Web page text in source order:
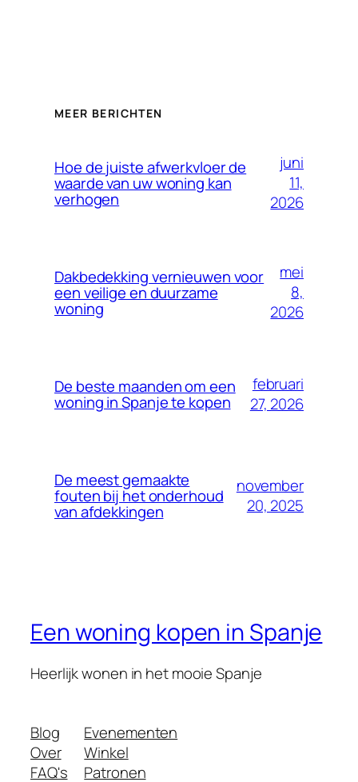
MEER BERICHTEN
Hoe de juiste afwerkvloer de
waarde van uw woning kan
verhogen
juni
11,
2026
Dakbedekking vernieuwen voor
een veilige en duurzame
woning
mei
8,
2026
De beste maanden om een
woning in Spanje te kopen
februari
27, 2026
De meest gemaakte
fouten bij het onderhoud
van afdekkingen
november
20, 2025
Een woning kopen in Spanje
Heerlijk wonen in het mooie Spanje
Blog
Over
FAQ's
Evenementen
Winkel
Patronen